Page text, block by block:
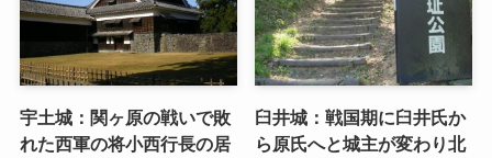
宇土城：関ヶ原の戦いで敗
れた西軍の将小西行長の居
臼井城：戦国期に臼井氏か
ら原氏へと城主が変わり北